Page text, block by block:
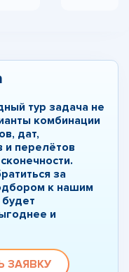
тур задача не
комбинации
дат,
и перелётов
за
к нашим
будет
и
ЗАЯВКУ